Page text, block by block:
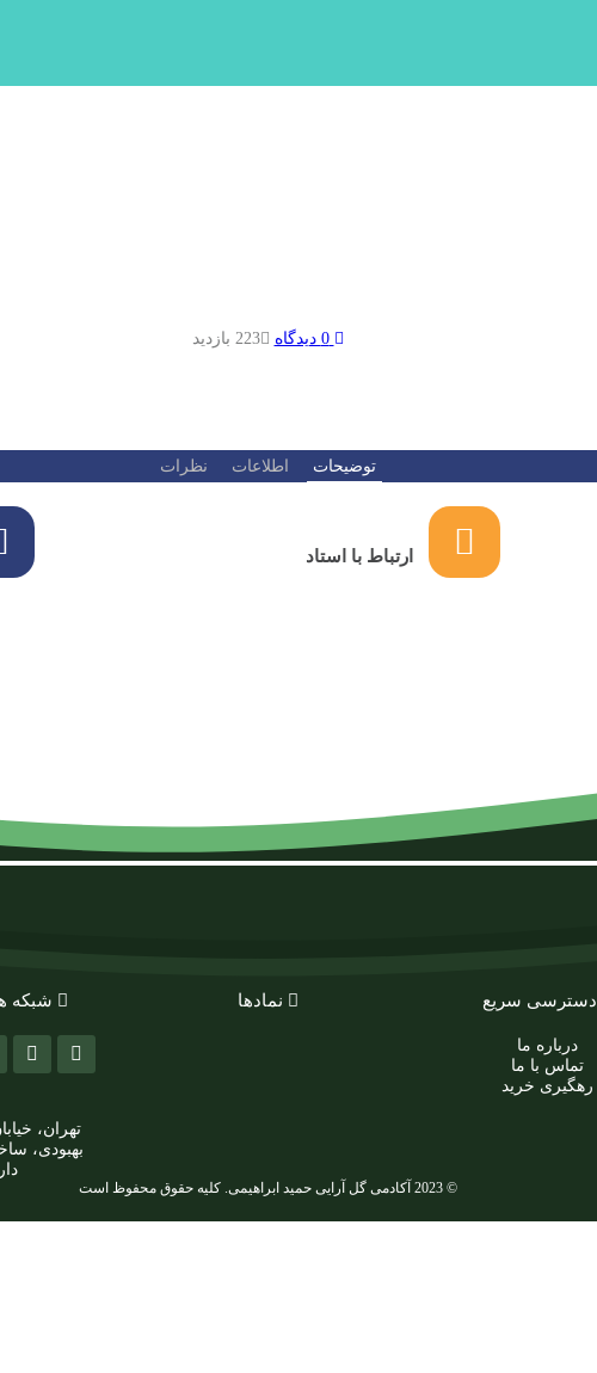
0 دیدگاه
223 بازدید
توضیحات اطلاعات نظرات
ارتباط با استاد
دسترسی سریع
درباره ما
تماس با ما
رهگیری خرید
نمادها شبکه
تهران،
© 2023 آکادمی گل آرایی حمید ابراهیمی. کلیه حقوق محفوظ است